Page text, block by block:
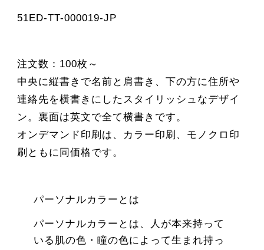
51ED-TT-000019-JP
注文数：100枚～
中央に縦書きで名前と肩書き、下の方に住所や
連絡先を横書きにしたスタイリッシュなデザイ
ン。裏面は英文で全て横書きです。
オンデマンド印刷は、カラー印刷、モノクロ印
刷ともに同価格です。
パーソナルカラーとは
パーソナルカラーとは、人が本来持って
いる肌の色・瞳の色によって生まれ持っ